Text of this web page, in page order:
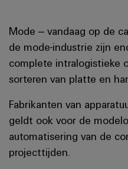
Mode – vandaag op de
de mode-industrie zijn
complete intralogistieke
sorteren van platte en
Fabrikanten van
geldt ook voor de
automatisering van de
projecttijden.